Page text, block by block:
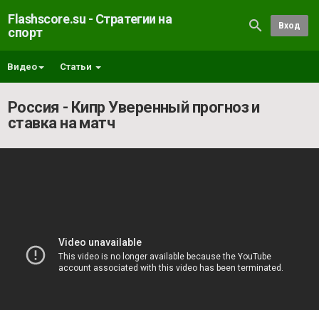
Flashscore.su - Стратегии на
спорт
Вход
Видео Статьи
Россия - Кипр Уверенный прогноз и
ставка на матч